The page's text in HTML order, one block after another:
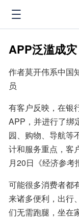
APP泛滥成
作者莫开伟系中国
员
有客户反映，在银
APP，并进行了绑
园、购物、导航等
计和服务重点，客
月20日《经济参考
可能很多消费者都
来诸多便利，出行
们无需跑腿，坐在